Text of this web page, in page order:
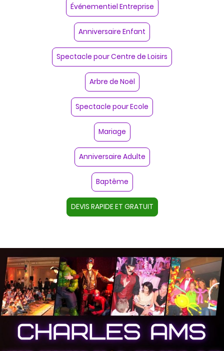
Événementiel Entreprise
Anniversaire Enfant
Spectacle pour Centre de Loisirs
Arbre de Noël
Spectacle pour Ecole
Mariage
Anniversaire Adulte
DEVIS RAPIDE ET GRATUIT
Baptême